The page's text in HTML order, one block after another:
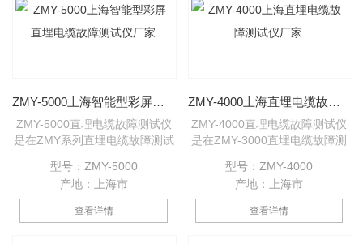
ZMY-5000上海智能型彩屏直埋电缆故障测试仪厂家
ZMY-5000直埋电缆故障测试仪
是在ZMY系列直埋电缆故障测试
品，提高了仪器的工作模式、大
屏幕彩色液晶显示、增加了故障
预定位功能、提高了发射功率、
发射电压、频率以及其它多项改
型号：ZMY-5000
产地：上海市
查看详情
ZMY-4000上海直埋电缆故障测试仪厂家
ZMY-4000直埋电缆故障测试仪
是在ZMY-3000直埋电缆故障测
产品，提高了仪器的工作模式、
大屏幕彩色液晶显示、发射功
率、提高了发射电压、增加了频
率以及其它多项改进。是专门用
型号：ZMY-4000
产地：上海市
查看详情